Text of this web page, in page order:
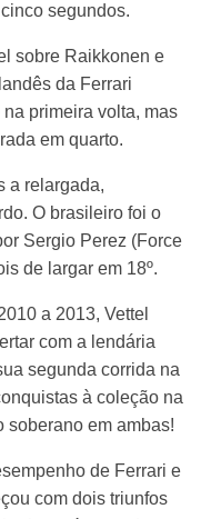
segundos.
sobre Raikkonen e
da Ferrari
primeira volta, mas
em quarto.
a relargada,
O brasileiro foi o
Sergio Perez (Force
de largar em 18º.
a 2013, Vettel
com a lendária
segunda corrida na
à coleção na
soberano em ambas!
de Ferrari e
com dois triunfos